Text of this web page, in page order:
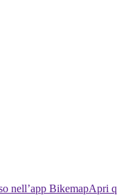
nell’app BikemapApri